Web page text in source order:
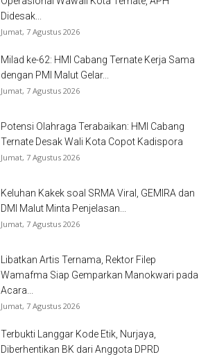
Didesak...
Jumat, 7 Agustus 2026
Milad ke-62: HMI Cabang Ternate Kerja Sama
dengan PMI Malut Gelar...
Jumat, 7 Agustus 2026
Potensi Olahraga Terabaikan: HMI Cabang
Ternate Desak Wali Kota Copot Kadispora
Jumat, 7 Agustus 2026
Keluhan Kakek soal SRMA Viral, GEMIRA dan
DMI Malut Minta Penjelasan...
Jumat, 7 Agustus 2026
Libatkan Artis Ternama, Rektor Filep
Wamafma Siap Gemparkan Manokwari pada
Acara...
Jumat, 7 Agustus 2026
Terbukti Langgar Kode Etik, Nurjaya,
Diberhentikan BK dari Anggota DPRD